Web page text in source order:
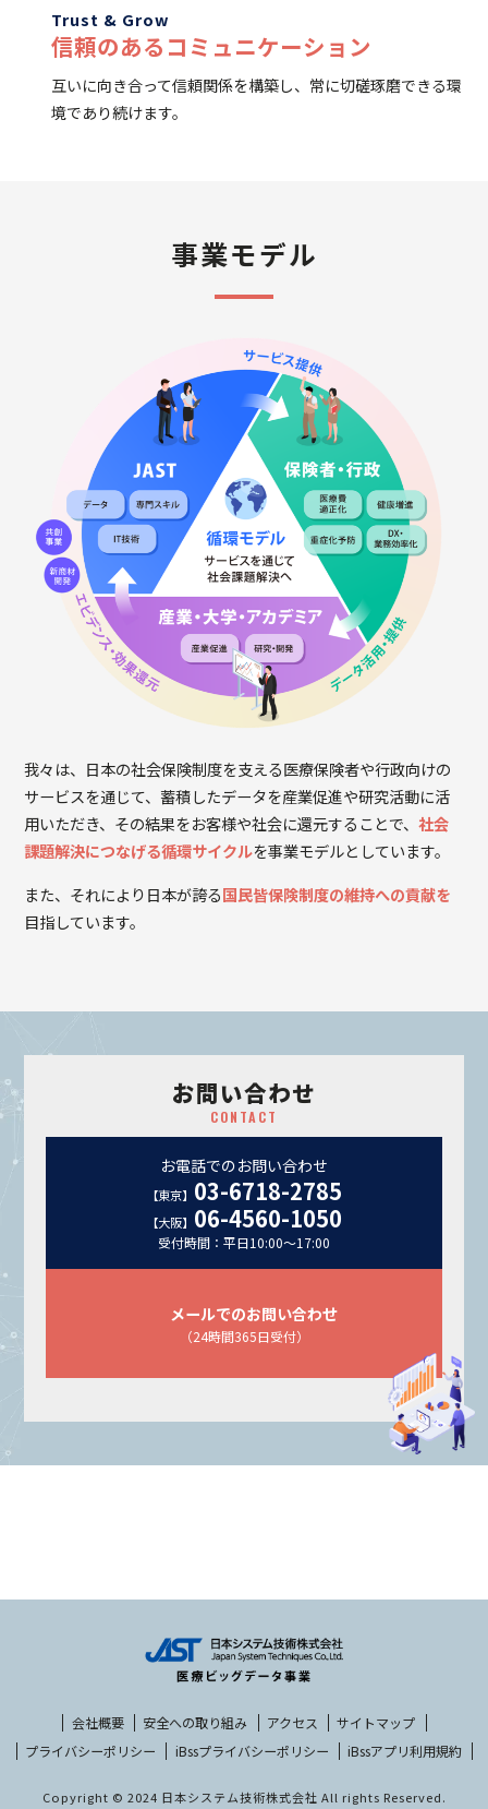
Trust & Grow
信頼のあるコミュニケーション
互いに向き合って信頼関係を構築し、常に切磋琢磨できる環
境であり続けます。
事業モデル
我々は、⽇本の社会保険制度を⽀える医療保険者や⾏政向けの
サービスを通じて、蓄積したデータを産業促進や研究活動に活
⽤いただき、その結果をお客様や社会に還元することで、社会
課題解決につなげる循環サイクルを事業モデルとしています。
また、それにより⽇本が誇る国⺠皆保険制度の維持への貢献を
⽬指しています。
お問い合わせ
CONTACT
お電話でのお問い合わせ
【東京】 03-6718-2785
【大阪】 06-4560-1050
受付時間：平日10:00～17:00
メールでのお問い合わせ
（24時間365日受付）
会社概要 安全への取り組み アクセス
サイトマップ
プライバシーポリシー
iBssプライバシーポリシー iBssアプリ利用規約
Copyright © 2024 日本システム技術株式会社 All rights Reserved.